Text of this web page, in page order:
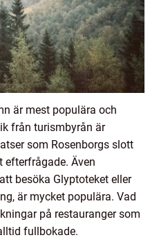
är mest populära och
från turismbyrån är
som Rosenborgs slott
efterfrågade. Även
besöka Glyptoteket eller
är mycket populära. Vad
på restauranger som
fullbokade.